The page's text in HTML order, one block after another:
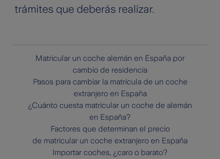
trámites que deberás realizar.
Matricular un coche alemán en España por
cambio de residencia
Pasos para cambiar la matrícula de un coche
extranjero en España
¿Cuánto cuesta matricular un coche de alemán
en España?
Factores que determinan el precio
de matricular un coche extranjero en España
Importar coches, ¿caro o barato?